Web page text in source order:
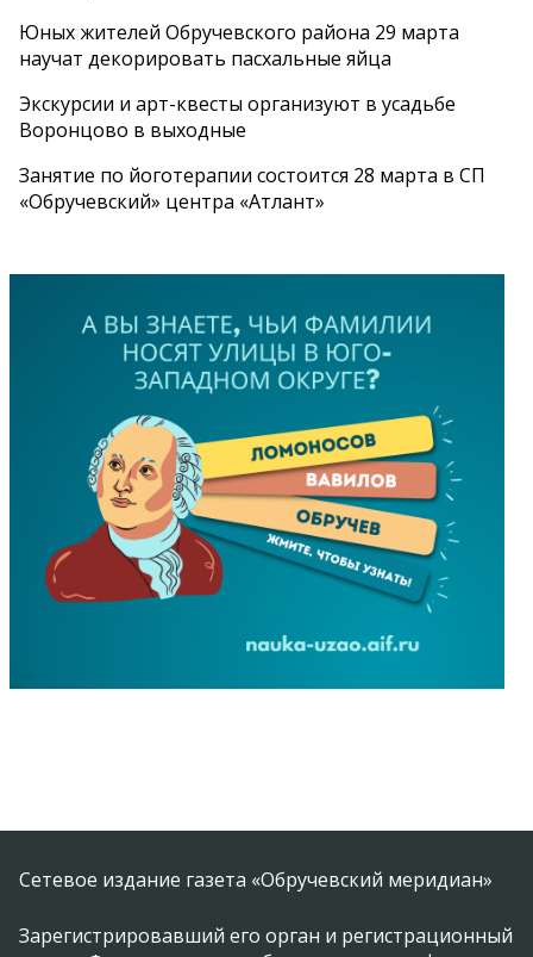
Юных жителей Обручевского района 29 марта
научат декорировать пасхальные яйца
Экскурсии и арт-квесты организуют в усадьбе
Воронцово в выходные
Занятие по йоготерапии состоится 28 марта в СП
«Обручевский» центра «Атлант»
Сетевое издание газета «Обручевский меридиан»
Зарегистрировавший его орган и регистрационный